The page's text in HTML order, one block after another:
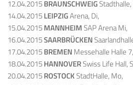
12.04.2015BRAUNSCHWEIGStadthalle,
14.04.2015LEIPZIGArena, Di,
15.04.2015MANNHEIMSAP Arena Mi,
16.04.2015SAARBRÜCKEN
17.04.2015BREMEN Messehalle Halle
18.04.2015HANNOVERSwiss Life Hall,
20.04.2015ROSTOCKStadtHalle, Mo,